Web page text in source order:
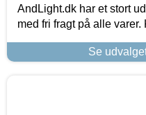
AndLight.dk har et stort
med fri fragt på alle
Se